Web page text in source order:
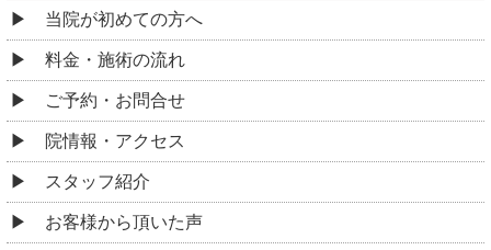
当院が初めての方へ
料金・施術の流れ
ご予約・お問合せ
院情報・アクセス
スタッフ紹介
お客様から頂いた声